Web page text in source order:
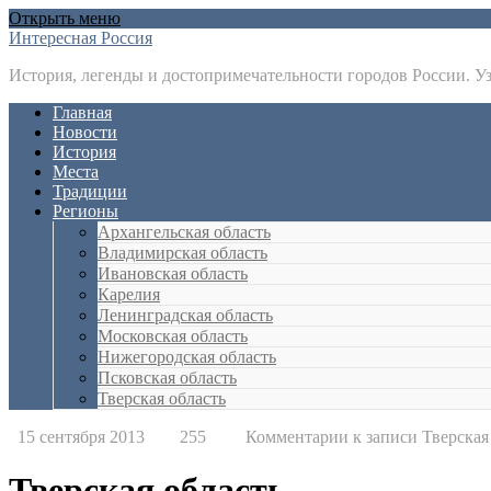
Открыть меню
Интересная Россия
История, легенды и достопримечательности городов России.
Главная
Новости
История
Места
Традиции
Регионы
Архангельская область
Владимирская область
Ивановская область
Карелия
Ленинградская область
Московская область
Нижегородская область
Псковская область
Тверская область
15 сентября 2013 255 Комментарии к записи